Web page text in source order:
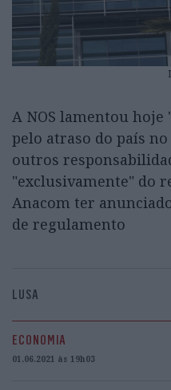
A NOS lamentou
pelo atraso do país
outros
"exclusivamente" do
Anacom ter
de regulamento
LUSA
ECONOMIA
01.06.2021 às 19h03